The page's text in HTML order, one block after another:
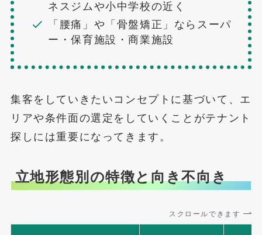
ネスジムや小中学校の近く
「腰痛」や「骨盤矯正」ならスーパ
ー・保育施設・商業施設
集客をしていきたいコンセプトに基づいて、エ
リアや条件面の選定をしていくことがテナント
探しには重要になってきます。
立地形態別の特徴と向き不向き
スクロールできます